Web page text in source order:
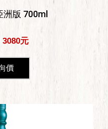
版 700ml
元
價